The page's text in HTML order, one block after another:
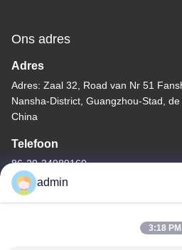
Ons adres
Adres
Adres: Zaal 32, Road van Nr 51
Nansha-District, Guangzhou-Stad,
China
Telefoon
86-20-34989160
admin
3:18 PM